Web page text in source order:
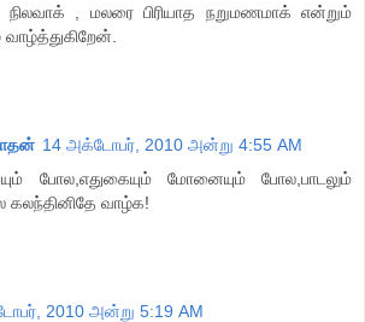
நிலவாக் , மலரை பிரியாத நறுமணமாக் என்றும்
14 அக்டோபர், 2010 அன்று 4:55 AM
போல,எதுகையும் மோனையும் போல,பாடலும்
கலந்தினிதே வாழ்க!
2010 அன்று 5:19 AM